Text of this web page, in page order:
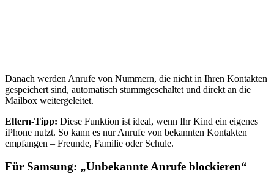
Danach werden Anrufe von Nummern, die nicht in Ihren Kontakten
gespeichert sind, automatisch stummgeschaltet und direkt an die
Mailbox weitergeleitet.
Eltern-Tipp: Diese Funktion ist ideal, wenn Ihr Kind ein eigenes
iPhone nutzt. So kann es nur Anrufe von bekannten Kontakten
empfangen – Freunde, Familie oder Schule.
Für Samsung: „Unbekannte Anrufe blockieren“